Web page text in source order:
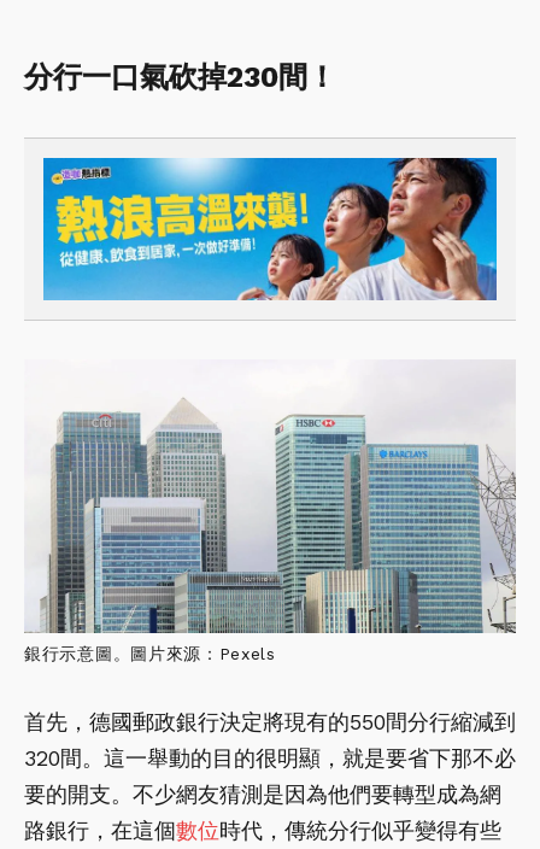
分行一口氣砍掉230間！
銀行示意圖。圖片來源：Pexels
首先，德國郵政銀行決定將現有的550間分行縮減到
320間。這一舉動的目的很明顯，就是要省下那不必
要的開支。不少網友猜測是因為他們要轉型成為網
路銀行，在這個數位時代，傳統分行似乎變得有些